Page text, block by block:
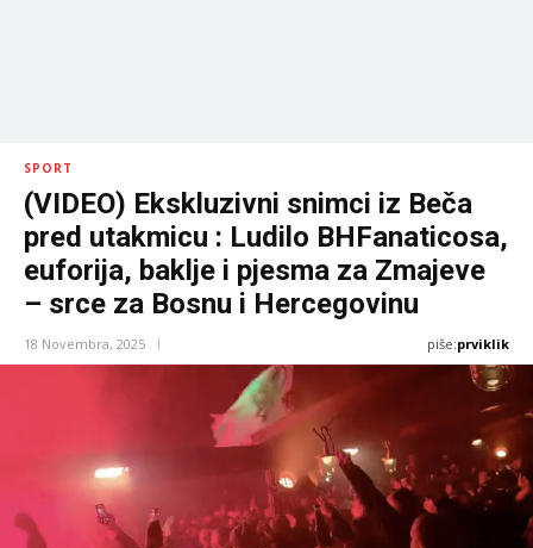
SPORT
(VIDEO) Ekskluzivni snimci iz Beča
pred utakmicu : Ludilo BHFanaticosa,
euforija, baklje i pjesma za Zmajeve
– srce za Bosnu i Hercegovinu
18 Novembra, 2025 piše:prviklik